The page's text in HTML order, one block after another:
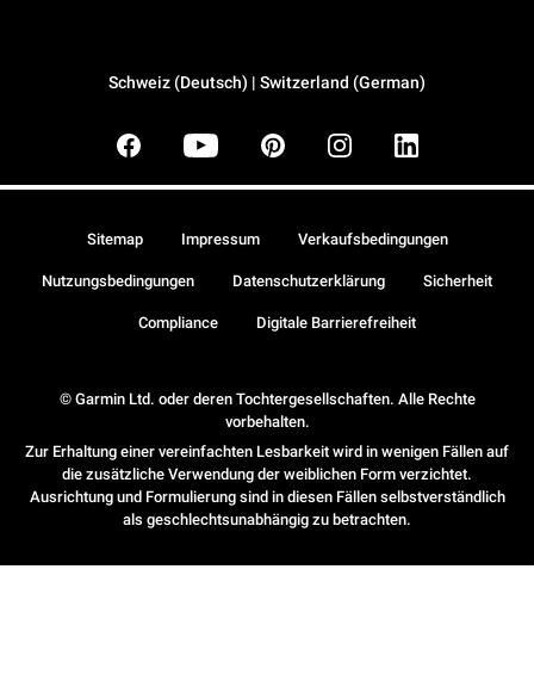
Schweiz (Deutsch) | Switzerland (German)
© Garmin Ltd. oder deren Tochtergesellschaften. Alle Rechte
vorbehalten.
Zur Erhaltung einer vereinfachten Lesbarkeit wird in wenigen Fällen auf
die zusätzliche Verwendung der weiblichen Form verzichtet.
Ausrichtung und Formulierung sind in diesen Fällen selbstverständlich
als geschlechtsunabhängig zu betrachten.
Sitemap Impressum Verkaufsbedingungen
Nutzungsbedingungen Datenschutzerklärung Sicherheit
Compliance Digitale Barrierefreiheit